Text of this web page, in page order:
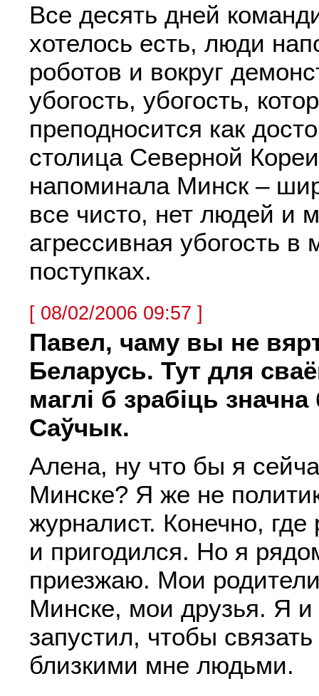
Все десять дней
хотелось есть, люди
роботов и вокруг
убогость, убогость,
преподносится как
столица Северной
напоминала Минск –
все чисто, нет людей и
агрессивная убогость в
поступках.
[ 08/02/2006 09:57 ]
Павел, чаму вы не
Беларусь. Тут для
маглі б зрабіць
Саўчык.
Алена, ну что бы я
Минске? Я же не
журналист. Конечно,
и пригодился. Но я
приезжаю. Мои
Минске, мои друзья. Я и
запустил, чтобы
близкими мне людьми.